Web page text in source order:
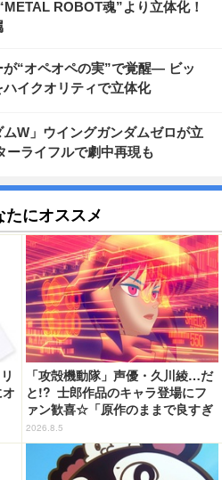
ROBOT魂”より立体化！
が“オペオペの実”で覚醒― ビッ
イクオリティで立体化
ムW」ウイングガンダムゼロが立
ーライフルで劇中再現も
たにオススメ
オ
「攻殻機動隊」声優・久川綾…だ
と!? 士郎作品のキャラ登場にフ
ァン歓喜☆「原作のままで良すぎ
るな」「脳の処理が追いつかない
よお」…第5話【ネタバレあり反
応まとめ】
2026.8.5